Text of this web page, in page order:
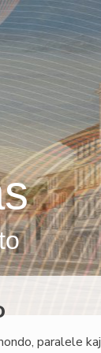
paralele kaj